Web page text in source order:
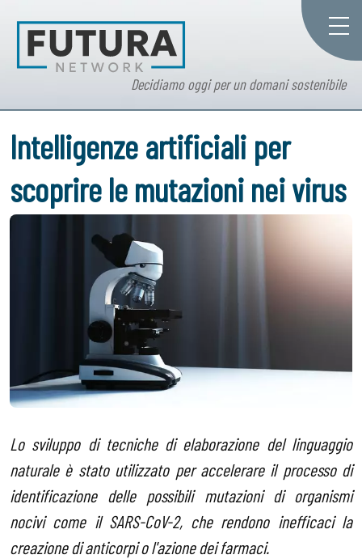
Decidiamo oggi per un domani sostenibile
Intelligenze artificiali per
scoprire le mutazioni nei virus
Lo sviluppo di tecniche di elaborazione del linguaggio
naturale è stato utilizzato per accelerare il processo di
identificazione delle possibili mutazioni di organismi
nocivi come il SARS-CoV-2, che rendono inefficaci la
creazione di anticorpi o l'azione dei farmaci.